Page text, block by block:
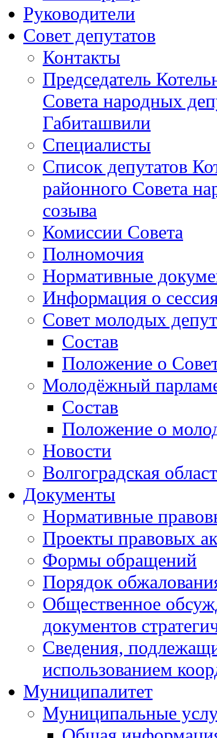
Руководители
Совет депутатов
Контакты
Председатель
Совета народных
Габиташвили
Специалисты
Список депутатов
районного Совета
созыва
Комиссии Совета
Полномочия
Нормативные
Информация о
Совет молодых
Состав
Положение о
Молодёжный
Состав
Положение о
Новости
Волгоградская
Документы
Нормативные
Проекты правовых
Формы обращений
Порядок
Общественное
документов
Сведения,
использованием
Муниципалитет
Муниципальные